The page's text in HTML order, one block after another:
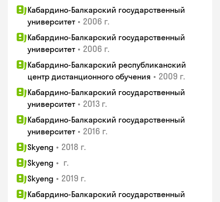
Кабардино-Балкарский государственный
университет • 2006 г.
Кабардино-Балкарский государственный
университет • 2006 г.
Кабардино-Балкарский республиканский
центр дистанционного обучения • 2009 г.
Кабардино-Балкарский государственный
университет • 2013 г.
Кабардино-Балкарский государственный
университет • 2016 г.
Skyeng • 2018 г.
Skyeng • г.
Skyeng • 2019 г.
Кабардино-Балкарский государственный